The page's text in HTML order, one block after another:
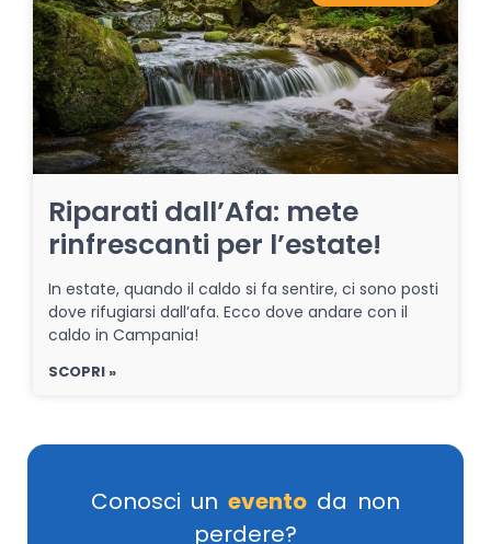
Riparati dall’Afa: mete
rinfrescanti per l’estate!
In estate, quando il caldo si fa sentire, ci sono posti
dove rifugiarsi dall’afa. Ecco dove andare con il
caldo in Campania!
SCOPRI »
Conosci un evento da non
perdere?